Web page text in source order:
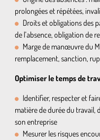
prolongées et répétées,
Droits et obligations des
de l’absence, obligation de
Marge de manœuvre du
remplacement, sanction,
Optimiser le temps de
Identifier, respecter et
matière de durée du travail,
son entreprise
Mesurer les risques